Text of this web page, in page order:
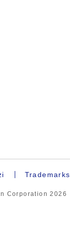
Trademarks
Corporation2026